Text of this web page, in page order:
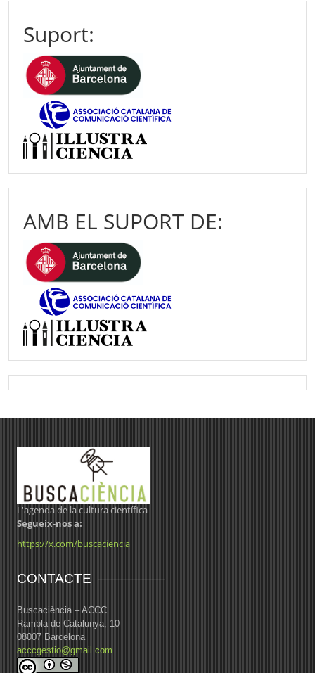
Suport:
AMB EL SUPORT DE:
L'agenda de la cultura científica
Segueix-nos a:
https://x.com/buscaciencia
CONTACTE
Buscaciència – ACCC
Rambla de Catalunya, 10
08007 Barcelona
acccgestio@gmail.com